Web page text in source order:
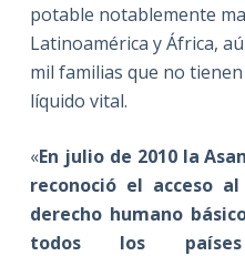
potable notablemente
Latinoamérica y África,
mil familias que no
líquido vital.
«En julio de 2010 la
reconoció el acceso
derecho humano
todos los